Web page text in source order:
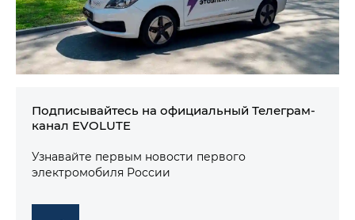
Подписывайтесь на официальный Телеграм-
канал EVOLUTE
Узнавайте первым новости первого
электромобиля России